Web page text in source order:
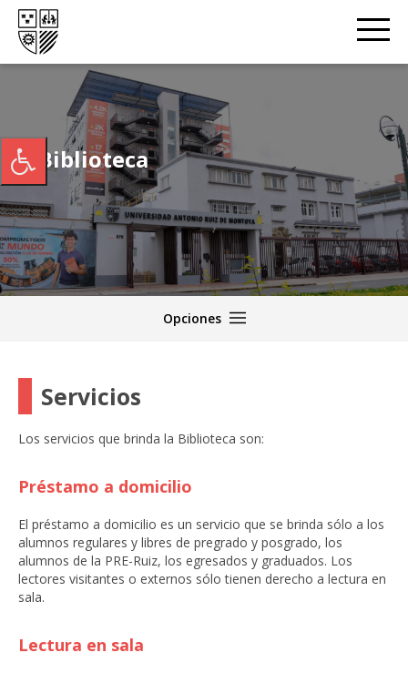
Biblioteca
Opciones
Servicios
Los servicios que brinda la Biblioteca son:
Préstamo a domicilio
El préstamo a domicilio es un servicio que se brinda sólo a los
alumnos regulares y libres de pregrado y posgrado, los
alumnos de la PRE-Ruiz, los egresados y graduados. Los
lectores visitantes o externos sólo tienen derecho a lectura en
sala.
Lectura en sala